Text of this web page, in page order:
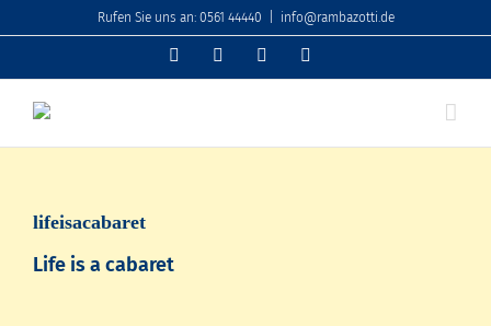
Rufen Sie uns an: 0561 44440 info@rambazotti.de
FacebookYouTubeInstagram
lifeisacabaret
Life is a cabaret